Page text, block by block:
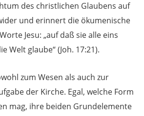
des christlichen Glaubens auf
und erinnert die ökumenische
Jesu: „auf daß sie alle eins
Welt glaube“ (Joh. 17:21).
zum Wesen als auch zur
der Kirche. Egal, welche Form
mag, ihre beiden Grundelemente